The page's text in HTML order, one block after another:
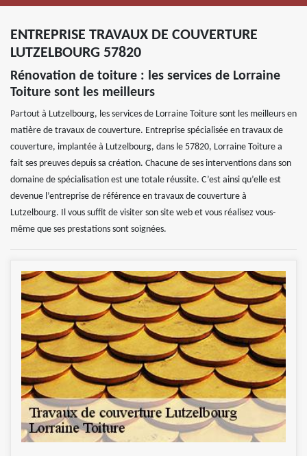
ENTREPRISE TRAVAUX DE COUVERTURE
LUTZELBOURG 57820
Rénovation de toiture : les services de Lorraine
Toiture sont les meilleurs
Partout à Lutzelbourg, les services de Lorraine Toiture sont les meilleurs en
matière de travaux de couverture. Entreprise spécialisée en travaux de
couverture, implantée à Lutzelbourg, dans le 57820, Lorraine Toiture a
fait ses preuves depuis sa création. Chacune de ses interventions dans son
domaine de spécialisation est une totale réussite. C’est ainsi qu’elle est
devenue l’entreprise de référence en travaux de couverture à
Lutzelbourg. Il vous suffit de visiter son site web et vous réalisez vous-
même que ses prestations sont soignées.